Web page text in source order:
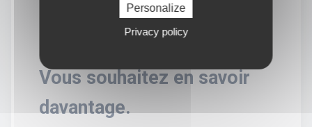
Vous souhaitez en savoir
davantage.
Personalize
Privacy policy